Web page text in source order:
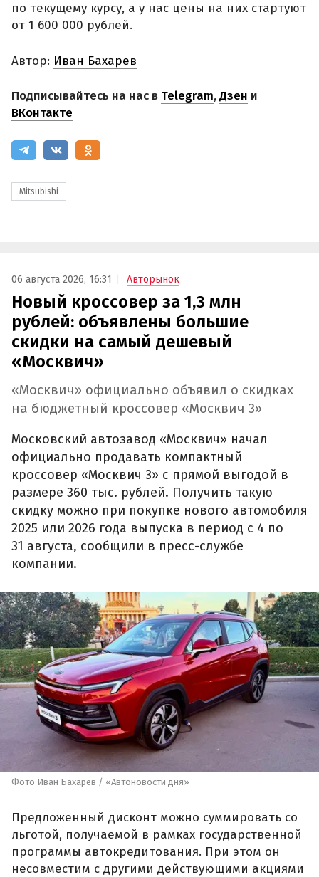
по текущему курсу, а у нас цены на них стартуют
от 1 600 000 рублей.
Автор: Иван Бахарев
Подписывайтесь на нас в Telegram,Дзен и
ВКонтакте
Mitsubishi
06 августа 2026, 16:31 Авторынок
Новый кроссовер за 1,3 млн
рублей: объявлены большие
скидки на самый дешевый
«Москвич»
«Москвич» официально объявил о скидках
на бюджетный кроссовер «Москвич 3»
Московский автозавод «Москвич» начал
официально продавать компактный
кроссовер «Москвич 3» с прямой выгодой в
размере 360 тыс. рублей. Получить такую
скидку можно при покупке нового автомобиля
2025 или 2026 года выпуска в период с 4 по
31 августа, сообщили в пресс-службе
компании.
Фото Иван Бахарев / «Автоновости дня»
Предложенный дисконт можно суммировать со
льготой, получаемой в рамках государственной
программы автокредитования. При этом он
несовместим с другими действующими акциями